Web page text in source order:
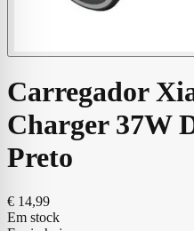
Carregador
Charger 37W
Preto
€ 14,99
Em stock